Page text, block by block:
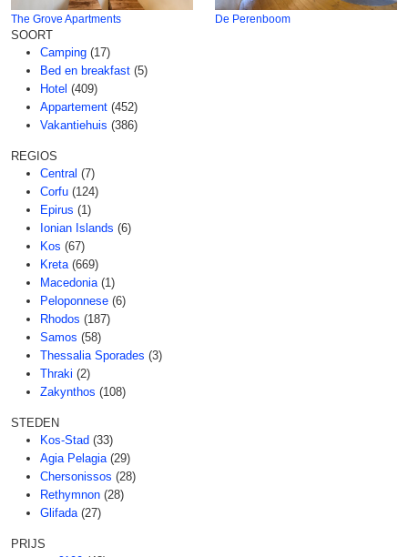
The Grove Apartments De Perenboom
SOORT
Camping (17)
Bed en breakfast (5)
Hotel (409)
Appartement (452)
Vakantiehuis (386)
REGIOS
Central (7)
Corfu (124)
Epirus (1)
Ionian Islands (6)
Kos (67)
Kreta (669)
Macedonia (1)
Peloponnese (6)
Rhodos (187)
Samos (58)
Thessalia Sporades (3)
Thraki (2)
Zakynthos (108)
STEDEN
Kos-Stad (33)
Agia Pelagia (29)
Chersonissos (28)
Rethymnon (28)
Glifada (27)
PRIJS